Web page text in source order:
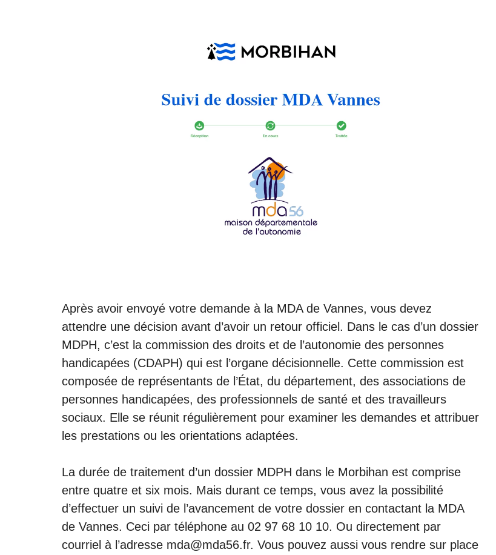
Après avoir envoyé votre demande à la MDA de Vannes, vous devez
attendre une décision avant d’avoir un retour officiel. Dans le cas d’un dossier
MDPH, c’est la commission des droits et de l’autonomie des personnes
handicapées (CDAPH) qui est l’organe décisionnelle. Cette commission est
composée de représentants de l’État, du département, des associations de
personnes handicapées, des professionnels de santé et des travailleurs
sociaux. Elle se réunit régulièrement pour examiner les demandes et attribuer
les prestations ou les orientations adaptées.
La durée de traitement d’un dossier MDPH dans le Morbihan est comprise
entre quatre et six mois. Mais durant ce temps, vous avez la possibilité
d’effectuer un suivi de l’avancement de votre dossier en contactant la MDA
de Vannes. Ceci par téléphone au 02 97 68 10 10. Ou directement par
courriel à l’adresse mda@mda56.fr. Vous pouvez aussi vous rendre sur place